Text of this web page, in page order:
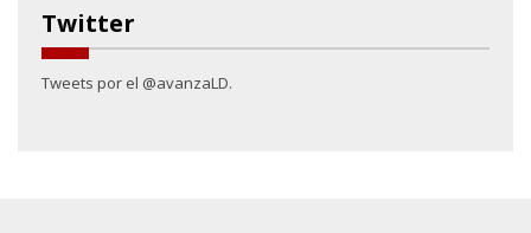
Twitter
Tweets por el @avanzaLD.